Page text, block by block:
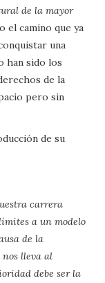
de la mayor
el camino que ya
una
han sido los
de la
pero sin
de su
carrera
a un modelo
de la
nos lleva al
debe ser la